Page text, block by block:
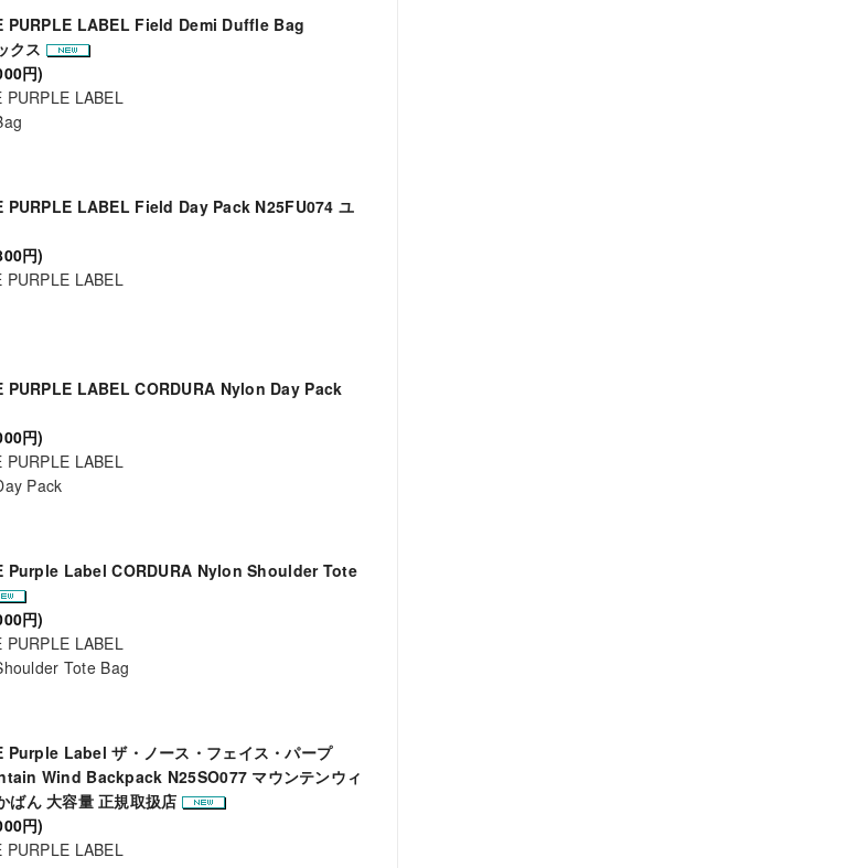
PURPLE LABEL Field Demi Duffle Bag
クス
円)
LABEL
PURPLE LABEL Field Day Pack N25FU074 ユ
円)
LABEL
PURPLE LABEL CORDURA Nylon Day Pack
円)
LABEL
Pack
Purple Label CORDURA Nylon Shoulder Tote
円)
LABEL
Tote Bag
Purple Label ザ・ノース・フェイス・パープ
Wind Backpack N25SO077 マウンテンウィ
ばん 大容量 正規取扱店
円)
LABEL